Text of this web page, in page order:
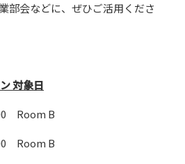
部会などに、ぜひご活用くださ
対象日
Room B
Room B